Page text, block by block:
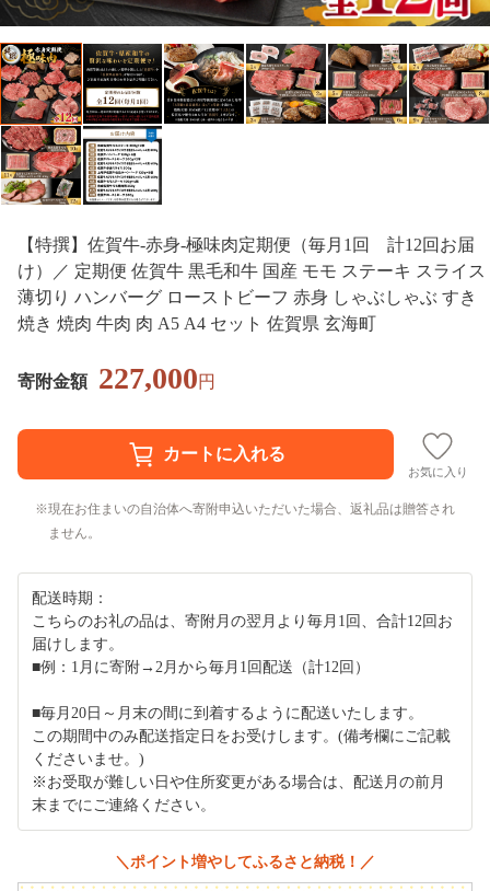
【特撰】佐賀牛-赤身-極味肉定期便（毎月1回 計12回お届
け）／ 定期便 佐賀牛 黒毛和牛 国産 モモ ステーキ スライス
薄切り ハンバーグ ローストビーフ 赤身 しゃぶしゃぶ すき
焼き 焼肉 牛肉 肉 A5 A4 セット 佐賀県 玄海町
寄附金額 227,000円
お気に入り
現在お住まいの自治体へ寄附申込いただいた場合、返礼品は贈答され
ません。
配送時期：
こちらのお礼の品は、寄附月の翌月より毎月1回、合計12回お
届けします。
■例：1月に寄附→2月から毎月1回配送（計12回）
■毎月20日～月末の間に到着するように配送いたします。
この期間中のみ配送指定日をお受けします。(備考欄にご記載
くださいませ。)
※お受取が難しい日や住所変更がある場合は、配送月の前月
末までにご連絡ください。
＼ポイント増やしてふるさと納税！／